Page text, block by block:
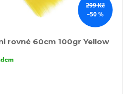
299 Kč
–50 %
rovné 60cm 100gr Yellow